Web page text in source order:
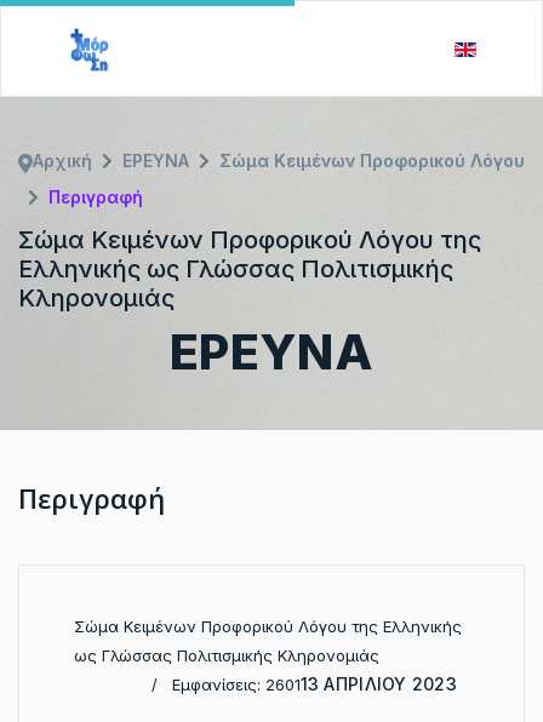
ΕΡΕΥΝΑ
Σώμα Κειμένων Προφορικού Λόγου της
Ελληνικής ως Γλώσσας Πολιτισμικής
Κληρονομιάς
Αρχική ΕΡΕΥΝΑ
Σώμα Κειμένων Προφορικού Λόγου
Περιγραφή
Περιγραφή
Σώμα Κειμένων Προφορικού Λόγου της Ελληνικής
ως Γλώσσας Πολιτισμικής Κληρονομιάς
13 ΑΠΡΙΛΊΟΥ 2023
Εμφανίσεις: 2601